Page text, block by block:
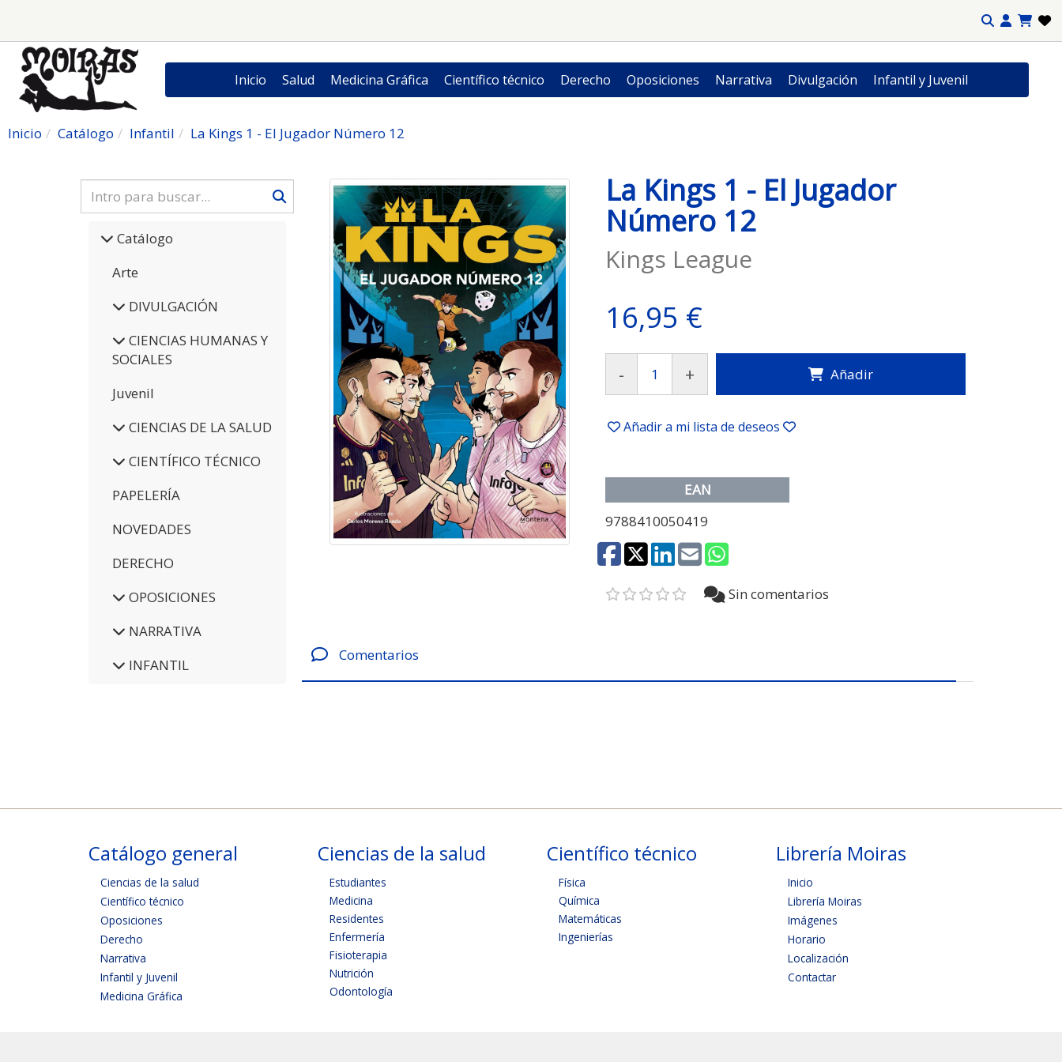
Inicio Salud Medicina Gráfica Científico técnico Derecho Oposiciones Narrativa Divulgación Infantil y Juvenil
Inicio Catálogo Infantil La Kings 1 - El Jugador Número 12
Catálogo
Arte
DIVULGACIÓN
CIENCIAS HUMANAS Y
SOCIALES
Juvenil
CIENCIAS DE LA SALUD
CIENTÍFICO TÉCNICO
PAPELERÍA
NOVEDADES
DERECHO
OPOSICIONES
NARRATIVA
INFANTIL
La Kings 1 - El Jugador
Número 12
Kings League
16,95 €
- + Añadir
Añadir a mi lista de deseos
EAN
9788410050419
Sin comentarios
Comentarios
Catálogo general
Ciencias de la salud
Científico técnico
Oposiciones
Derecho
Narrativa
Infantil y Juvenil
Medicina Gráfica
Ciencias de la salud
Estudiantes
Medicina
Residentes
Enfermería
Fisioterapia
Nutrición
Odontología
Científico técnico
Física
Química
Matemáticas
Ingenierías
Librería Moiras
Inicio
Librería Moiras
Imágenes
Horario
Localización
Contactar